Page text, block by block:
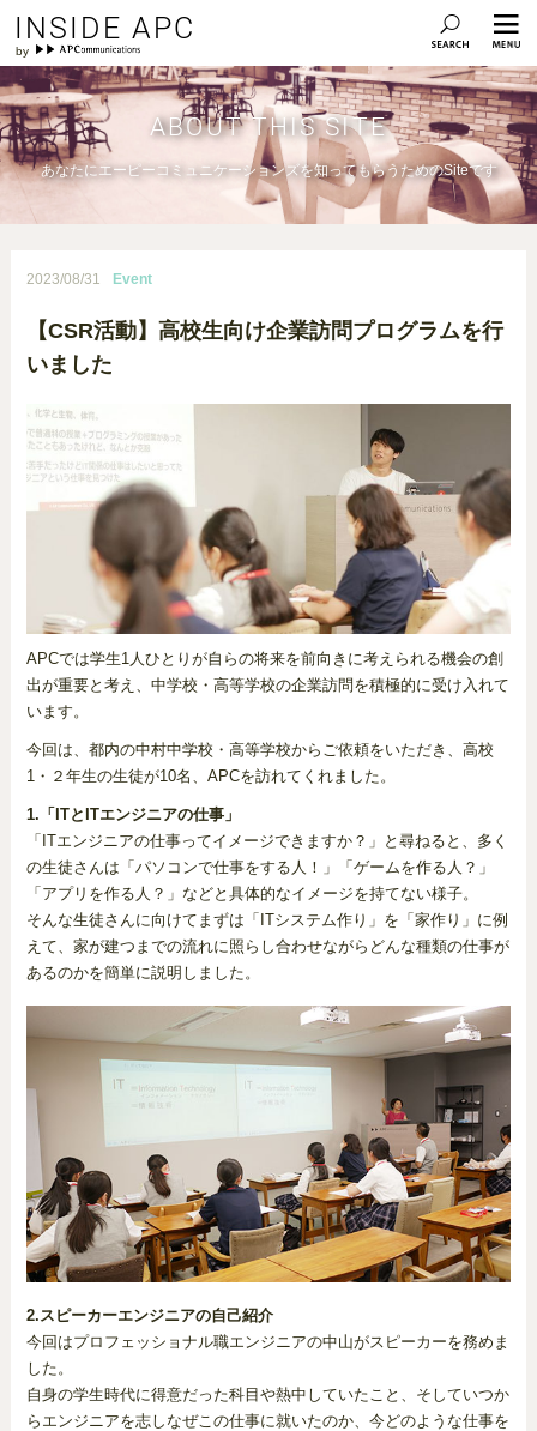
INSIDE APC
ABOUT THIS SITE
あなたにエーピーコミュニケーションズを知ってもらうためのSiteです
2023/08/31 Event
【CSR活動】高校生向け企業訪問プログラムを行
いました
APCでは学生1人ひとりが自らの将来を前向きに考えられる機会の創
出が重要と考え、中学校・高等学校の企業訪問を積極的に受け入れて
います。
今回は、都内の中村中学校・高等学校からご依頼をいただき、高校
1・２年生の生徒が10名、APCを訪れてくれました。
1.「ITとITエンジニアの仕事」
「ITエンジニアの仕事ってイメージできますか？」と尋ねると、多く
の生徒さんは「パソコンで仕事をする人！」「ゲームを作る人？」
「アプリを作る人？」などと具体的なイメージを持てない様子。
そんな生徒さんに向けてまずは「ITシステム作り」を「家作り」に例
えて、家が建つまでの流れに照らし合わせながらどんな種類の仕事が
あるのかを簡単に説明しました。
2.スピーカーエンジニアの自己紹介
今回はプロフェッショナル職エンジニアの中山がスピーカーを務めま
した。
自身の学生時代に得意だった科目や熱中していたこと、そしていつか
らエンジニアを志しなぜこの仕事に就いたのか、今どのような仕事を